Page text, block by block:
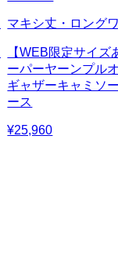
マキシ丈・ロング
【WEB限定サイズ
ーパーヤーンプル
ギャザーキャミソ
ース
¥25,960